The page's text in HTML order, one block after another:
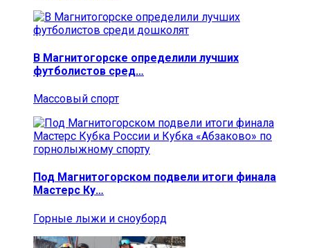
В Магнитогорске определили лучших
футболистов сред…
Массовый спорт
Под Магнитогорском подвели итоги финала
Мастерс Ку…
Горные лыжи и сноуборд